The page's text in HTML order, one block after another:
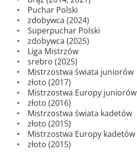
• Puchar Polski
• zdobywca (2024)
• Superpuchar Polski
• zdobywca (2025)
• Liga Mistrzów
• srebro (2025)
• Mistrzostwa świata juniorów
• złoto (2017)
• Mistrzostwa Europy juniorów
• złoto (2016)
• Mistrzostwa świata kadetów
• złoto (2015)
• Mistrzostwa Europy kadetów
• złoto (2015)